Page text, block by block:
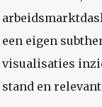
een eigen
visualisaties
stand en